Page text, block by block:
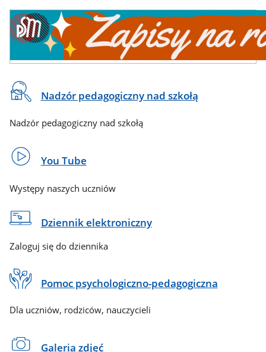
CSS
do
sekcji
Banner
Baner
reklamowy
Na
skróty
Nadzór pedagogiczny nad szkołą
Nadzór pedagogiczny nad szkołą
You Tube
Występy naszych uczniów
Dziennik elektroniczny
Zaloguj się do dziennika
Pomoc psychologiczno-pedagogiczna
Dla uczniów, rodziców, nauczycieli
Galeria zdjęć